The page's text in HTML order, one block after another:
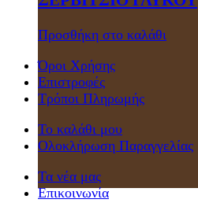
Προσθήκη στο καλάθι
Όροι Χρήσης
Επιστροφές
Τρόποι Πληρωμής
Το καλάθι μου
Ολοκλήρωση Παραγγελίας
Τα νέα μας
Επικοινωνία